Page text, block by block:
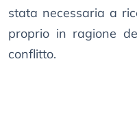
stata necessaria a
proprio in ragione
conflitto.